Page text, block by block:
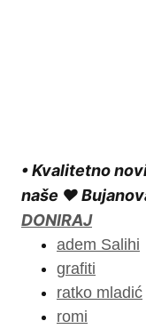
• Kvalitetno
naše ❤️
DONIRAJ
adem Salihi
grafiti
ratko mladić
romi